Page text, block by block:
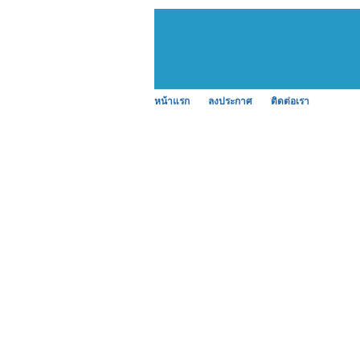
หน้าแรก ลงประกาศ ติดต่อเรา